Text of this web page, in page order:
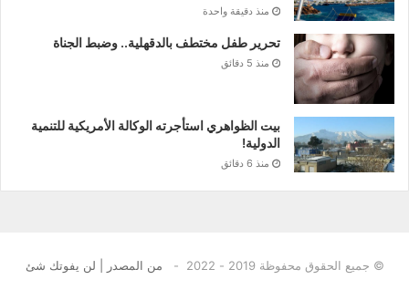
منذ دقيقة واحدة
تحرير طفل مختطف بالدقهلية.. وضبط الجناة
منذ 5 دقائق
بيت الظواهري استأجرته الوكالة الأمريكية للتنمية
الدولية!
منذ 6 دقائق
© جميع الحقوق محفوظة 2019 - 2022 -
من المصدر | لن يفوتك شئ